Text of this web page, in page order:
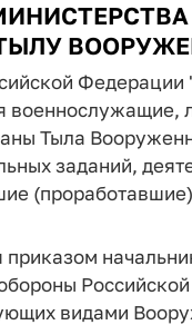
военнослужащие,
Тыла
заданий,
видами